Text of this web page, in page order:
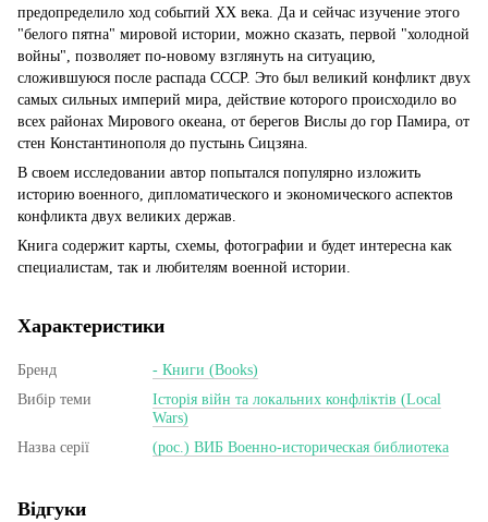
предопределило ход событий XX века. Да и сейчас изучение этого
"белого пятна" мировой истории, можно сказать, первой "холодной
войны", позволяет по-новому взглянуть на ситуацию,
сложившуюся после распада СССР. Это был великий конфликт двух
самых сильных империй мира, действие которого происходило во
всех районах Мирового океана, от берегов Вислы до гор Памира, от
стен Константинополя до пустынь Сицзяна.
В своем исследовании автор попытался популярно изложить
историю военного, дипломатического и экономического аспектов
конфликта двух великих держав.
Книга содержит карты, схемы, фотографии и будет интересна как
специалистам, так и любителям военной истории.
Характеристики
Бренд
- Книги (Books)
Вибір теми
Історія війн та локальних конфліктів (Local
Wars)
Назва серії
(рос.) ВИБ Военно-историческая библиотека
Відгуки